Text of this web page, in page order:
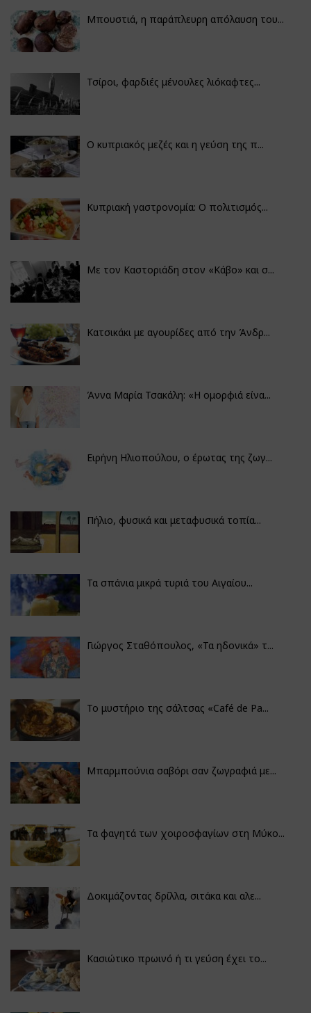
Μπουστιά, η παράπλευρη απόλαυση του...
Τσίροι, φαρδιές μένουλες λιόκαφτες...
Ο κυπριακός μεζές και η γεύση της π...
Κυπριακή γαστρονομία: Ο πολιτισμός...
Με τον Καστοριάδη στον «Κάβο» και σ...
Κατσικάκι με αγουρίδες από την Άνδρ...
Άννα Μαρία Τσακάλη: «Η ομορφιά είνα...
Ειρήνη Ηλιοπούλου, ο έρωτας της ζωγ...
Πήλιο, φυσικά και μεταφυσικά τοπία...
Τα σπάνια μικρά τυριά του Αιγαίου...
Γιώργος Σταθόπουλος, «Τα ηδονικά» τ...
Το μυστήριο της σάλτσας «Café de Pa...
Μπαρμπούνια σαβόρι σαν ζωγραφιά με...
Τα φαγητά των χοιροσφαγίων στη Μύκο...
Δοκιμάζοντας δρίλλα, σιτάκα και αλε...
Κασιώτικο πρωινό ή τι γεύση έχει το...